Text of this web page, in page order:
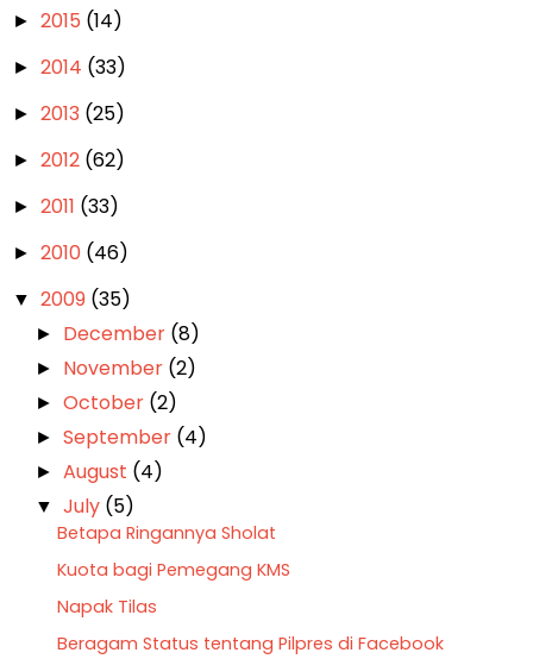
► 2015 (14)
► 2014 (33)
► 2013 (25)
► 2012 (62)
► 2011 (33)
► 2010 (46)
▼ 2009 (35)
► December (8)
► November (2)
►October (2)
►September (4)
►August (4)
▼July (5)
Betapa Ringannya Sholat
Kuota bagi Pemegang KMS
Napak Tilas
Beragam Status tentang Pilpres di Facebook